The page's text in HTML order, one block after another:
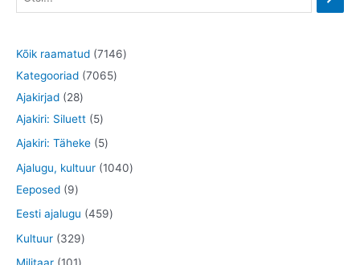
Kõik raamatud 71467
o
Kategooriad 70657
Ajakirjad 282
8
t
t
Ajakiri: Siluett 55
t
o
Ajakiri: Täheke 55
t
o
Ajalugu, kultuur 10401
Eeposed 99
t
o
Eesti ajalugu 4594
Kultuur 3293
2
1